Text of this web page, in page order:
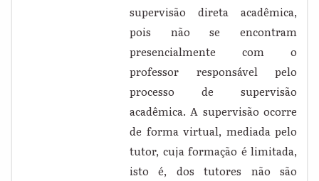
supervisão direta acadêmica,
pois não se encontram
presencialmente com o
professor responsável pelo
processo de supervisão
acadêmica. A supervisão ocorre
de forma virtual, mediada pelo
tutor, cuja formação é limitada,
isto é, dos tutores não são